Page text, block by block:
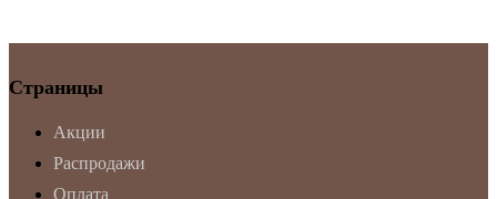
Страницы
Акции
Распродажи
Оплата